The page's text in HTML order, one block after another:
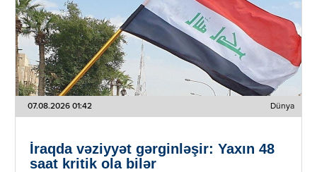
07.08.2026 01:42 Dünya
İraqda vəziyyət gərginləşir: Yaxın 48
saat kritik ola bilər